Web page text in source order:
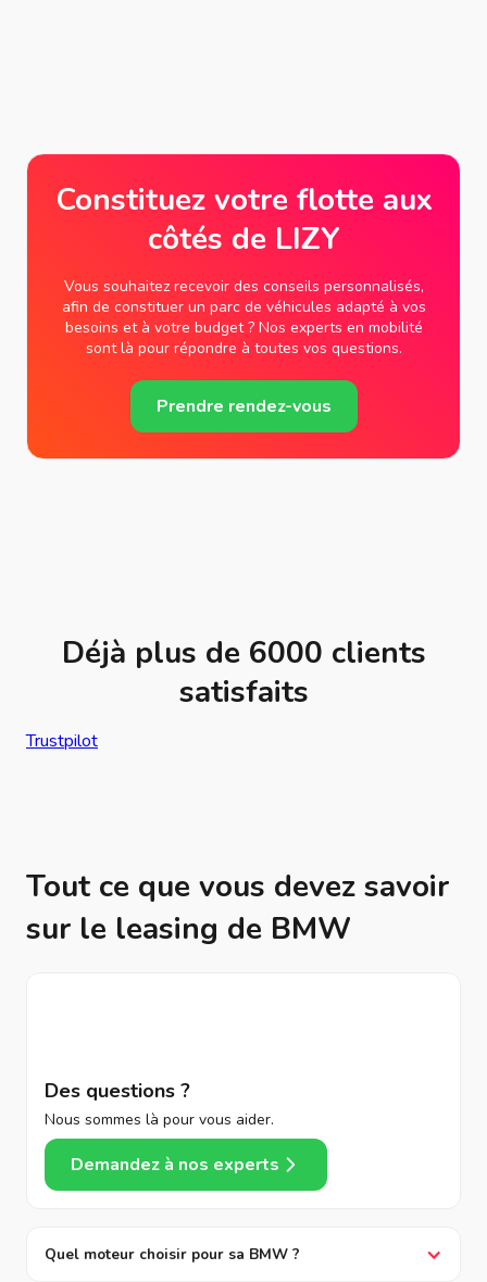
Constituez votre flotte aux
côtés de LIZY
Vous souhaitez recevoir des conseils personnalisés,
afin de constituer un parc de véhicules adapté à vos
besoins et à votre budget ? Nos experts en mobilité
sont là pour répondre à toutes vos questions.
Prendre rendez-vous
Déjà plus de 6000 clients
satisfaits
Trustpilot
Tout ce que vous devez savoir
sur le leasing de BMW
Des questions ?
Nous sommes là pour vous aider.
Demandez à nos experts
Quel moteur choisir pour sa BMW ?